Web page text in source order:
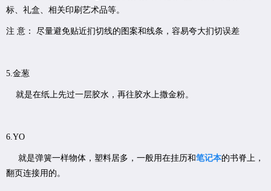
标、礼盒、相关印刷艺术品等。
注 意： 尽量避免贴近扪切线的图案和线条，容易夸大扪切误差
5.金葱
就是在纸上先过一层胶水，再往胶水上撒金粉。
6.YO
就是弹簧一样物体，塑料居多，一般用在挂历和笔记本的书脊上，
翻页连接用的。